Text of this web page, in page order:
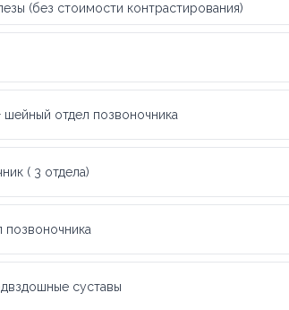
(без стоимости контрастирования)
отдел позвоночника
( 3 отдела)
позвоночника
суставы